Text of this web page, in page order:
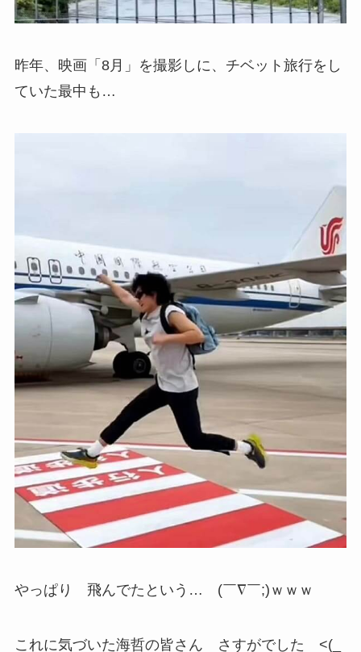
昨年、映画「8月」を撮影しに、チベット旅行をし
ていた最中も…
やっぱり 飛んでたという… (￣∇￣;)ｗｗｗ
これに気づいた海哲の皆さん さすがでした <(_